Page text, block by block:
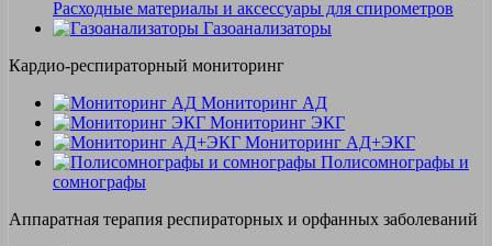
Расходные материалы и аксессуары для спирометров
Газоанализаторы
Кардио-респираторный мониторинг
Мониторинг АД
Мониторинг ЭКГ
Мониторинг АД+ЭКГ
Полисомнографы и
сомнографы
Аппаратная терапия респираторных и орфанных заболеваний